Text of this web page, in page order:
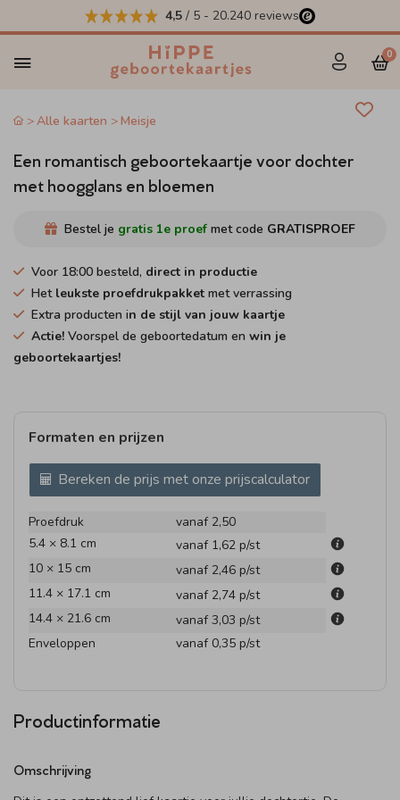
4,5 / 5 - 20.240 reviews
0
Alle kaarten Meisje
Een romantisch geboortekaartje voor dochter
met hoogglans en bloemen
Bestel je gratis 1e proef met code GRATISPROEF
Voor 18:00 besteld, direct in productie
Het leukste proefdrukpakket met verrassing
Extra producten in de stijl van jouw kaartje
Actie! Voorspel de geboortedatum en win je
geboortekaartjes!
Formaten en prijzen
Bereken de prijs met onze prijscalculator
Proefdruk
vanaf 2,50
5.4 × 8.1 cm
vanaf 1,62 p/st
10 × 15 cm
vanaf 2,46 p/st
11.4 × 17.1 cm
vanaf 2,74 p/st
14.4 × 21.6 cm
vanaf 3,03 p/st
Enveloppen
vanaf 0,35 p/st
Productinformatie
Omschrijving